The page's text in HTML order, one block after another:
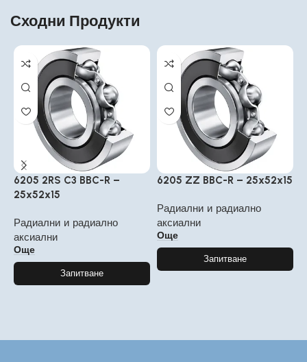
Сходни Продукти
6205 2RS C3 BBC-R –
25x52x15
Радиални и радиално
аксиални
Още
Запитване
6205 ZZ BBC-R – 25x52x15
Радиални и радиално
аксиални
Още
Запитване